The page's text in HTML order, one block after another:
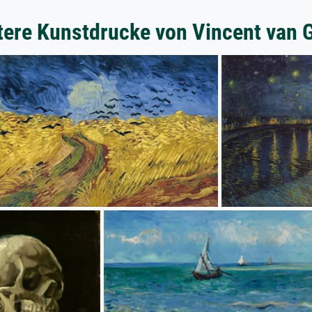
Kunstdrucke von Vincent van